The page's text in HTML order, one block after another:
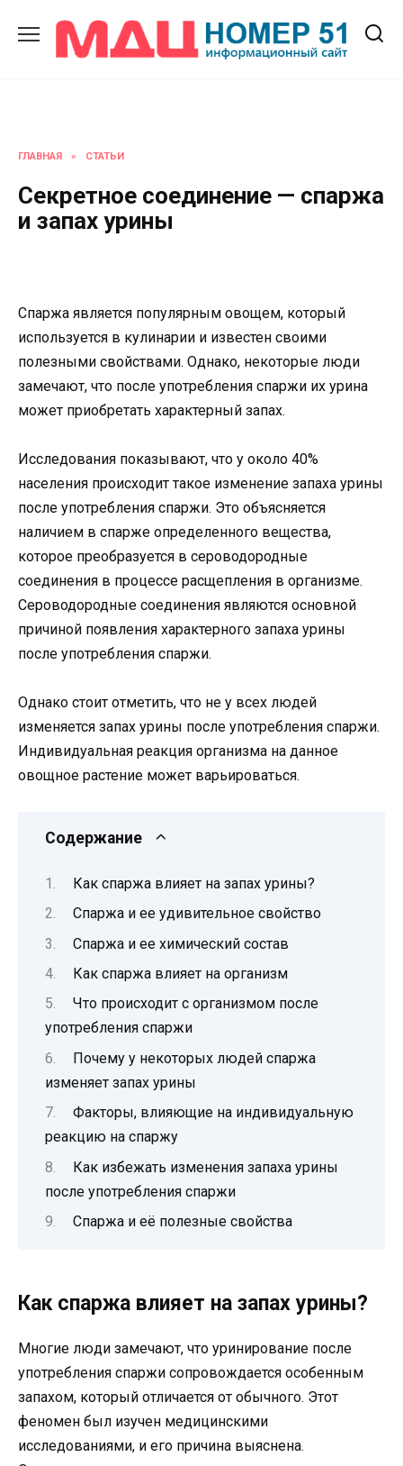
содержанию
ГЛАВНАЯ » СТАТЬИ
Секретное соединение — спаржа
и запах урины
Спаржа является популярным овощем, который
используется в кулинарии и известен своими
полезными свойствами. Однако, некоторые люди
замечают, что после употребления спаржи их урина
может приобретать характерный запах.
Исследования показывают, что у около 40%
населения происходит такое изменение запаха урины
после употребления спаржи. Это объясняется
наличием в спарже определенного вещества,
которое преобразуется в сероводородные
соединения в процессе расщепления в организме.
Сероводородные соединения являются основной
причиной появления характерного запаха урины
после употребления спаржи.
Однако стоит отметить, что не у всех людей
изменяется запах урины после употребления спаржи.
Индивидуальная реакция организма на данное
овощное растение может варьироваться.
Содержание
Как спаржа влияет на запах урины?
Спаржа и ее удивительное свойство
Спаржа и ее химический состав
Как спаржа влияет на организм
Что происходит с организмом после
употребления спаржи
Почему у некоторых людей спаржа
изменяет запах урины
Факторы, влияющие на индивидуальную
реакцию на спаржу
Как избежать изменения запаха урины
после употребления спаржи
Спаржа и её полезные свойства
Как спаржа влияет на запах урины?
Многие люди замечают, что уринирование после
употребления спаржи сопровождается особенным
запахом, который отличается от обычного. Этот
феномен был изучен медицинскими
исследованиями, и его причина выяснена.